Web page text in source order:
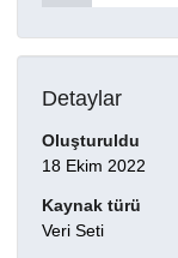
Detaylar
Oluşturuldu
18 Ekim 2022
Kaynak türü
Veri Seti